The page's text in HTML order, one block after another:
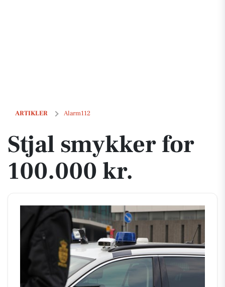
ARTIKLER Alarm112
Stjal smykker for 100.000 kr.
Stjal smykker for
100.000 kr.